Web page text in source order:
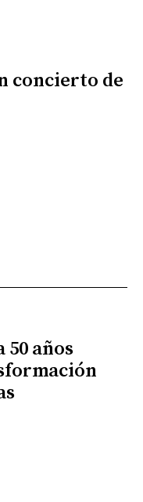
concierto de
50 años